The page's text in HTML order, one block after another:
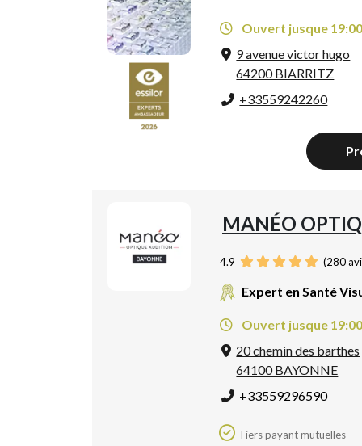
Ouvert jusque 19:00
9 avenue victor hugo
64200 BIARRITZ
+33559242260
MANÉO
4.9 (280
Expert en Santé
Ouvert jusque 19:00
20 chemin des barthes
64100 BAYONNE
+33559296590